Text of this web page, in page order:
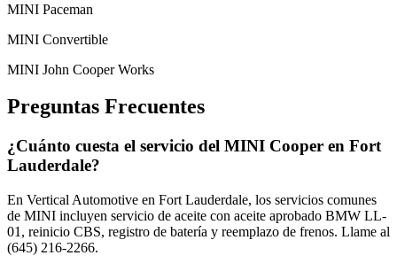
MINI Paceman
MINI Convertible
MINI John Cooper Works
Preguntas Frecuentes
¿Cuánto cuesta el servicio del MINI Cooper en Fort
Lauderdale?
En Vertical Automotive en Fort Lauderdale, los servicios comunes
de MINI incluyen servicio de aceite con aceite aprobado BMW LL-
01, reinicio CBS, registro de batería y reemplazo de frenos. Llame al
(645) 216-2266.